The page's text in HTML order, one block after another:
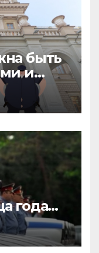
быть
и
года